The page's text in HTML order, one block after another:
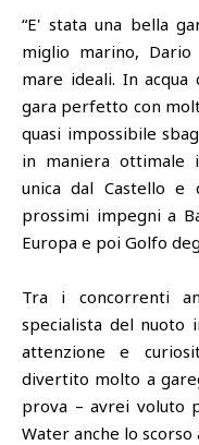
“E' stata una bella
miglio marino,
mare ideali. In acqua
gara perfetto con
quasi impossibile
in maniera ottimale
unica dal Castello e
prossimi impegni a
Europa e poi Golfo
Tra i concorrenti
specialista del nuoto
attenzione e
divertito molto a
prova – avrei voluto
Water anche lo